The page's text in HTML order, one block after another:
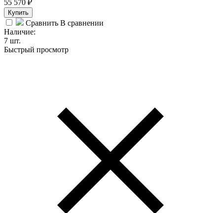
55 570 ₽
Купить
Сравнить В сравнении
Наличие:
7 шт.
Быстрый просмотр